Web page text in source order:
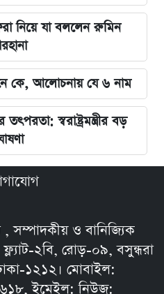
নিয়ে যা বললেন রুমিন
কে, আলোচনায় যে ৬ নাম
স্বরাষ্ট্রমন্ত্রীর বড়
সম্পাদকীয় ও বানিজ্যিক
২বি, রোড়-০৯, বসুন্ধরা
১২১২। মোবাইল:
ইমেইল: নিউজ: